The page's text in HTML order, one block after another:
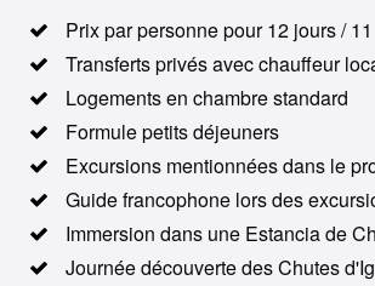
Prix par personne pour 12 jours /
Transferts privés avec chauffeur
Logements en chambre standard
Formule petits déjeuners
Excursions mentionnées dans le
Guide francophone lors des
Immersion dans une Estancia de
Journée découverte des Chutes